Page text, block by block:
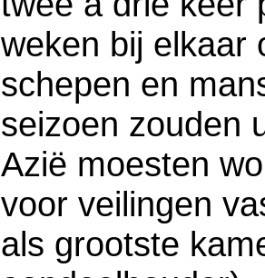
weken bij elkaar
schepen en
seizoen zouden
Azië moesten
voor veilingen
als grootste